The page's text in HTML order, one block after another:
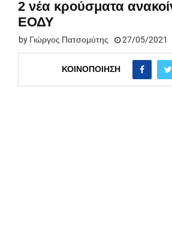
2 νέα κρούσματα
ΕΟΔΥ
by Γιώργος Πατσομύτης 27/05/2021
ΚΟΙΝΟΠΟΊΗΣΗ